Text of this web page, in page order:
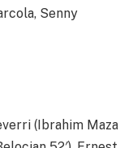
Senny
(Ibrahim Maza